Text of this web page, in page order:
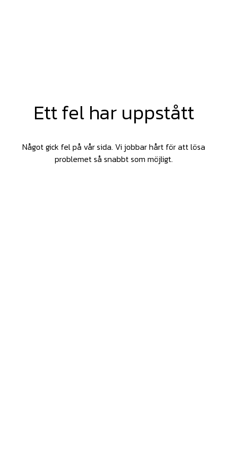
Ett fel har uppstått
Något gick fel på vår sida. Vi jobbar hårt för att lösa
problemet så snabbt som möjligt.